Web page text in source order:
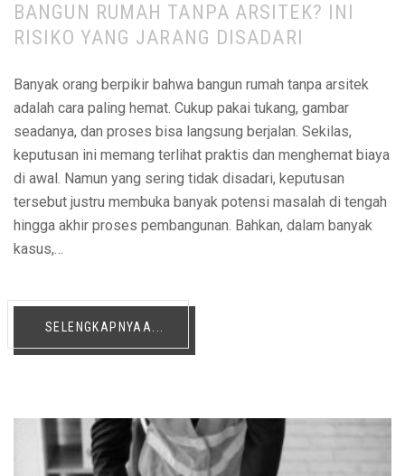
BANGUN RUMAH TANPA ARSITEK? INI
RISIKO YANG JARANG DISADARI
Banyak orang berpikir bahwa bangun rumah tanpa arsitek
adalah cara paling hemat. Cukup pakai tukang, gambar
seadanya, dan proses bisa langsung berjalan. Sekilas,
keputusan ini memang terlihat praktis dan menghemat biaya
di awal. Namun yang sering tidak disadari, keputusan
tersebut justru membuka banyak potensi masalah di tengah
hingga akhir proses pembangunan. Bahkan, dalam banyak
kasus,…
SELENGKAPNYAA...